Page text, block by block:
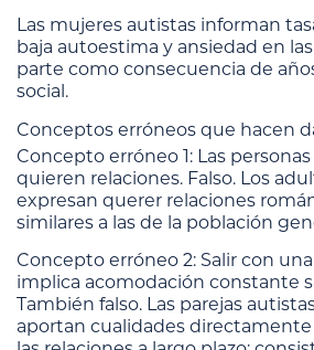
Las mujeres autistas informan
baja autoestima y ansiedad en
parte como consecuencia de
social.
Conceptos erróneos que hacen
Concepto erróneo 1: Las
quieren relaciones. Falso. Los
expresan querer relaciones
similares a las de la población
Concepto erróneo 2: Salir con
implica acomodación constante
También falso. Las parejas
aportan cualidades